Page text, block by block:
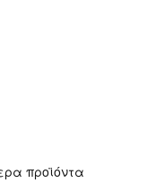
προϊόντα